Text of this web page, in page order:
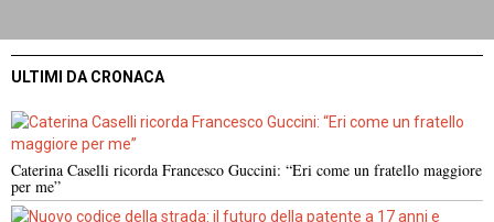
ULTIMI DA CRONACA
Caterina Caselli ricorda Francesco Guccini: “Eri come un fratello maggiore
per me”